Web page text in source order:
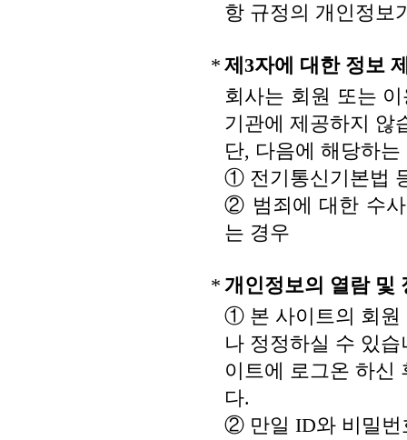
항 규정의 개인정보
* 제3자에 대한 정보
회사는 회원 또는
기관에 제공하지 않
단, 다음에 해당하
① 전기통신기본법
② 범죄에 대한 수사
는 경우
* 개인정보의 열람 및
① 본 사이트의 회원
나 정정하실 수 있
이트에 로그온 하신
다.
② 만일 ID와 비밀번